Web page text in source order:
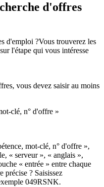
d'offres
d'emploi ?Vous trouverez les
l'étape qui vous intéresse
vous devez saisir au moins
clé, n° d'offre »
mot-clé, n° d'offre »,
« serveur », « anglais »,
« entrée » entre chaque
précise ? Saisissez
049RSNK.